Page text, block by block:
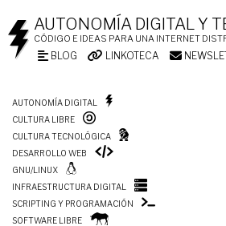
AUTONOMÍA DIGITAL Y
CÓDIGO E IDEAS PARA UNA INTERNET
BLOG LINKOTECA
AUTONOMÍA DIGITAL
CULTURA LIBRE
CULTURA TECNOLÓGICA
DESARROLLO WEB
GNU/LINUX
INFRAESTRUCTURA DIGITAL
SCRIPTING Y PROGRAMACIÓN
SOFTWARE LIBRE